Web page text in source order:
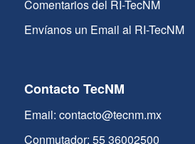
Comentarios del RI-TecNM
Envíanos un Email al RI-TecNM
Contacto TecNM
Email: contacto@tecnm.mx
Conmutador: 55 36002500